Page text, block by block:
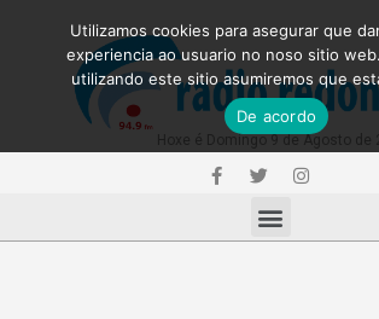
Utilizamos cookies para asegurar que
experiencia ao usuario no noso sitio
utilizando este sitio asumiremos que
De acordo